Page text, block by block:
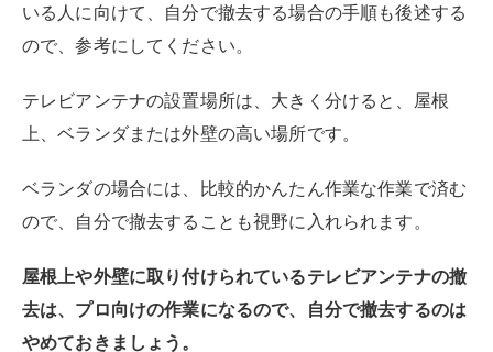
やめておきましょう。
ースでは、高所作業車などの用意も必要になるので、一
般家庭では太刀打ちできません。
業者にお任せする
テレビアンテナの撤去は、トータルに考えて、業者にお
任せするのが安心です。